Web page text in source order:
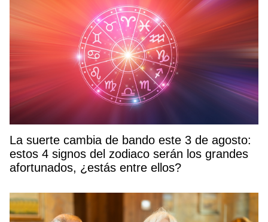
La suerte cambia de bando este 3 de agosto:
estos 4 signos del zodiaco serán los grandes
afortunados, ¿estás entre ellos?